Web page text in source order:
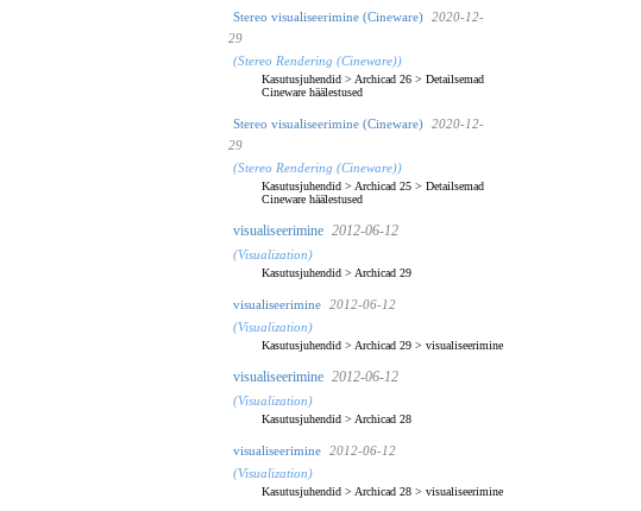
Stereo visualiseerimine (Cineware)
2020-12-
29
(Stereo Rendering (Cineware))
Kasutusjuhendid > Archicad 26 > Detailsemad
Cineware häälestused
Stereo visualiseerimine (Cineware)
2020-12-
29
(Stereo Rendering (Cineware))
Kasutusjuhendid > Archicad 25 > Detailsemad
Cineware häälestused
visualiseerimine 2012-06-12
(Visualization)
Kasutusjuhendid > Archicad 29
visualiseerimine
2012-06-12
(Visualization)
Kasutusjuhendid > Archicad 29 > visualiseerimine
visualiseerimine 2012-06-12
(Visualization)
Kasutusjuhendid > Archicad 28
visualiseerimine
2012-06-12
(Visualization)
Kasutusjuhendid > Archicad 28 > visualiseerimine